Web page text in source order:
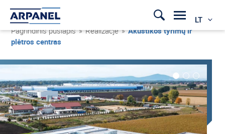
LT
Pagrindinis puslapis » Realizacje »Akustikos tyrimų ir
plėtros centras